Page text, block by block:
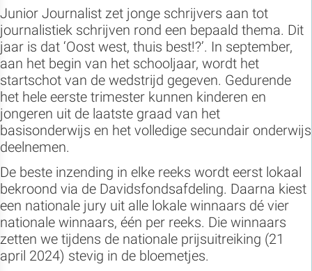
Junior Journalist zet jonge schrijvers aan tot
journalistiek schrijven rond een bepaald thema. Dit
jaar is dat ‘Oost west, thuis best!?’. In september,
aan het begin van het schooljaar, wordt het
startschot van de wedstrijd gegeven. Gedurende
het hele eerste trimester kunnen kinderen en
jongeren uit de laatste graad van het
basisonderwijs en het volledige secundair onderwijs
deelnemen.
De beste inzending in elke reeks wordt eerst lokaal
bekroond via de Davidsfondsafdeling. Daarna kiest
een nationale jury uit alle lokale winnaars dé vier
nationale winnaars, één per reeks. Die winnaars
zetten we tijdens de nationale prijsuitreiking (21
april 2024) stevig in de bloemetjes.